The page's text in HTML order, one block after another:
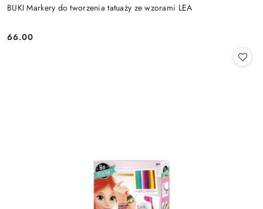
BUKI Markery do tworzenia tatuaży ze wzorami LEA
Cena:
66.00